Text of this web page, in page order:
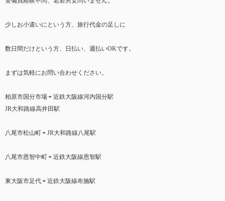
少しお小遣いにという方、旅行代金の足しに
数日間だけという方、日払い、週払いOKです。
まずは気軽にお問い合わせください。
柏原市国分市場 ⇨ 近鉄大阪線河内国分駅
JR大和路線高井田駅
八尾市松山町 ⇨ JR大和路線八尾駅
八尾市恩智中町 ⇨ 近鉄大阪線恩智駅
東大阪市足代 ⇨ 近鉄大阪線布施駅